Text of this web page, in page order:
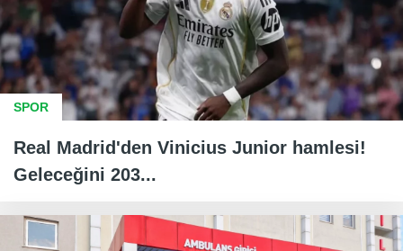
SPOR
Real Madrid'den Vinicius Junior hamlesi!
Geleceğini 203...